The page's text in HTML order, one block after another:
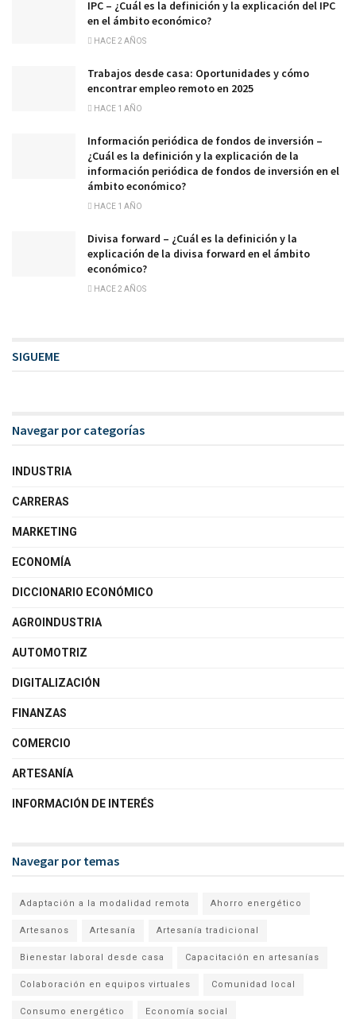
IPC – ¿Cuál es la definición y la explicación del IPC
en el ámbito económico?
HACE 2 AÑOS
Trabajos desde casa: Oportunidades y cómo
encontrar empleo remoto en 2025
HACE 1 AÑO
Información periódica de fondos de inversión –
¿Cuál es la definición y la explicación de la
información periódica de fondos de inversión en el
ámbito económico?
HACE 1 AÑO
Divisa forward – ¿Cuál es la definición y la
explicación de la divisa forward en el ámbito
económico?
HACE 2 AÑOS
SIGUEME
Navegar por categorías
INDUSTRIA
CARRERAS
MARKETING
ECONOMÍA
DICCIONARIO ECONÓMICO
AGROINDUSTRIA
AUTOMOTRIZ
DIGITALIZACIÓN
FINANZAS
COMERCIO
ARTESANÍA
INFORMACIÓN DE INTERÉS
Navegar por temas
Adaptación a la modalidad remota Ahorro energético
Artesanos Artesanía Artesanía tradicional
Bienestar laboral desde casa Capacitación en artesanías
Colaboración en equipos virtuales Comunidad local
Consumo energético Economía social